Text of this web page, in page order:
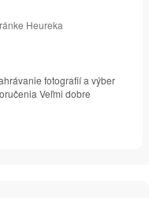
Heureka
fotografií a výber
Veľmi dobre